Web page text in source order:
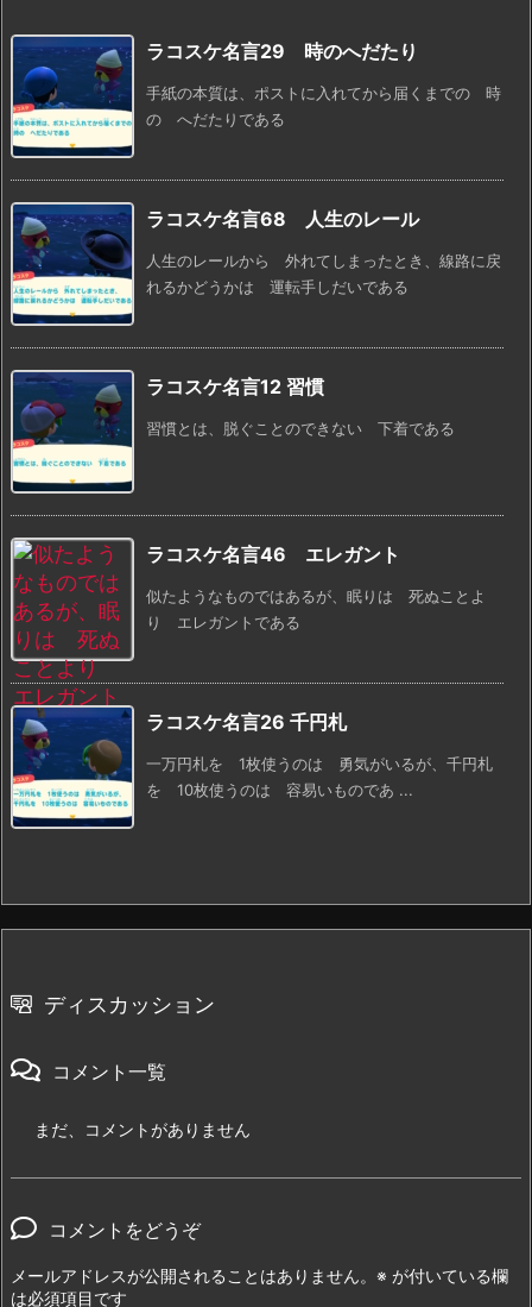
ラコスケ名言29 時のへだたり
手紙の本質は、ポストに入れてから届くまでの 時
の へだたりである
ラコスケ名言68 人生のレール
人生のレールから 外れてしまったとき、線路に戻
れるかどうかは 運転手しだいである
ラコスケ名言12 習慣
習慣とは、脱ぐことのできない 下着である
ラコスケ名言46 エレガント
似たようなものではあるが、眠りは 死ぬことよ
り エレガントである
ラコスケ名言26 千円札
一万円札を 1枚使うのは 勇気がいるが、千円札
を 10枚使うのは 容易いものであ ...
ディスカッション
コメント一覧
まだ、コメントがありません
コメントをどうぞ
メールアドレスが公開されることはありません。 ※ が付いている欄
は必須項目です